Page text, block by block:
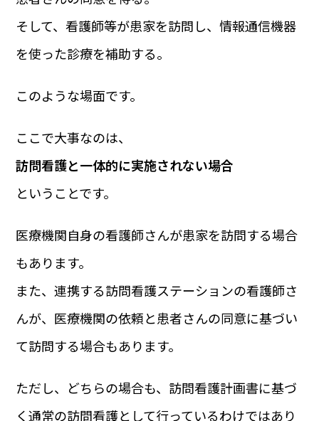
そして、看護師等が患家を訪問し、情報通信機器
を使った診療を補助する。
このような場面です。
ここで大事なのは、
訪問看護と一体的に実施されない場合
ということです。
医療機関自身の看護師さんが患家を訪問する場合
もあります。
また、連携する訪問看護ステーションの看護師さ
んが、医療機関の依頼と患者さんの同意に基づい
て訪問する場合もあります。
ただし、どちらの場合も、訪問看護計画書に基づ
く通常の訪問看護として行っているわけではあり